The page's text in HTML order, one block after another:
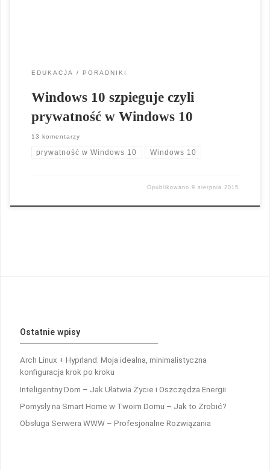
EDUKACJA PORADNIKI
Windows 10 szpieguje czyli
prywatność w Windows 10
13 komentarzy
prywatność w Windows 10 Windows 10
Opublikowano9 sierpnia 2015
Ostatnie wpisy
Arch Linux + Hyprland: Moja idealna, minimalistyczna
konfiguracja krok po kroku
Inteligentny Dom – Jak Ułatwia Życie i Oszczędza Energii
Pomysły na Smart Home w Twoim Domu – Jak to Zrobić?
Obsługa Serwera WWW – Profesjonalne Rozwiązania